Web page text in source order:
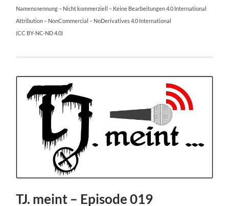
Namensnennung – Nicht kommerziell – Keine Bearbeitungen 4.0 International
Attribution – NonCommercial – NoDerivatives 4.0 International
(CC BY-NC-ND 4.0)
TJ. meint – Episode 019